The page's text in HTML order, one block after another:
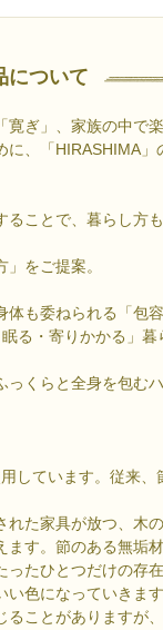
について
ぎ」、家族の中で
に、「HIRASHIMA」
ことで、暮らし方
をご提案。
も委ねられる「包容
る・寄りかかる」暮
くらと全身を包む
しています。従来、
た家具が放つ、木
す。節のある無垢
たひとつだけの存在
色になっていきます
ことがありますが